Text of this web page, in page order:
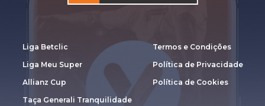
Liga Betclic
Liga Meu Super
Allianz Cup
Taça Generali Tranquilidade
Termos e Condições
Política de Privacidade
Política de Cookies